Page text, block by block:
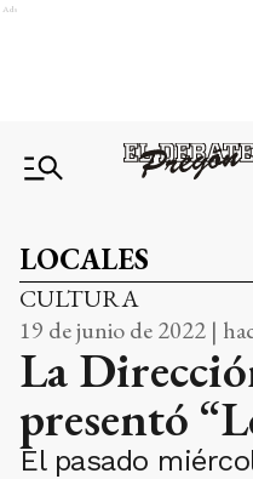
Ads
LOCALES
CULTURA
19 de junio de 2022 |
La
presentó
El pasado